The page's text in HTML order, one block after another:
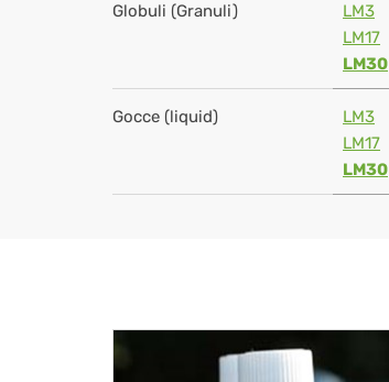
Globuli (Granuli) LM3
LM17
LM30
Gocce (liquid) LM3
LM17
LM30